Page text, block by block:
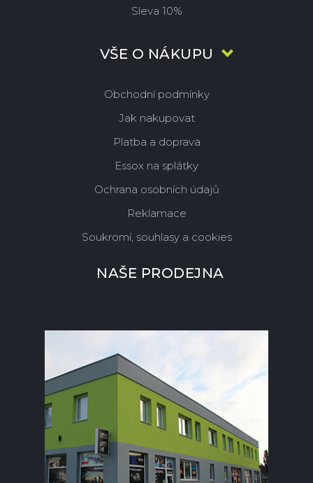
Sleva 10%
VŠE O NÁKUPU
Obchodní podmínky
Jak nakupovat
Platba a doprava
Essox na splátky
Ochrana osobních údajů
Reklamace
Soukromí, souhlasy a cookies
NAŠE PRODEJNA